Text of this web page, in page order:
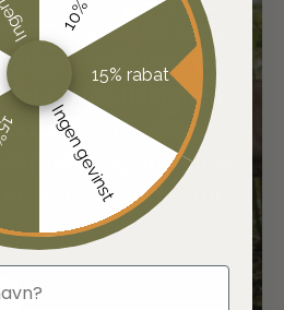
Jaguargruppen, som
største frivillige
og friluftsliv med
og Sverige.
og udvælger
som du kan få stor
15% rabat
Ingen gevinst